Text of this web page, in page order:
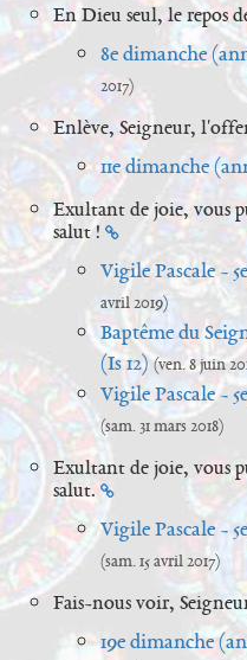
En Dieu seul, le repos
8e dimanche
2017)
Enlève, Seigneur,
11e dimanche
Exultant de joie, vous
salut !
Vigile Pascale -
avril 2019)
Baptême du
(Is 12) (ven. 8 juin
Vigile Pascale -
(sam. 31 mars 2018)
Exultant de joie, vous
salut.
Vigile Pascale -
(sam. 15 avril 2017)
Fais-nous voir,
19e dimanche